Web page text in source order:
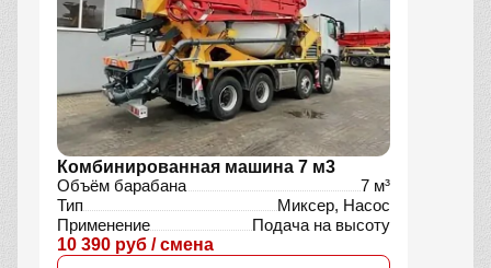
Комбинированная машина 7 м3
Объём барабана
7 м³
Тип
Миксер, Насос
Применение
Подача на высоту
10 390 руб / смена